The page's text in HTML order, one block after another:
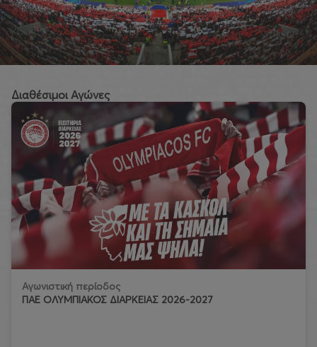
Διαθέσιμοι Αγώνες
Αγωνιστική περίοδος
ΠΑΕ ΟΛΥΜΠΙΑΚΟΣ ΔΙΑΡΚΕΙΑΣ 2026-2027